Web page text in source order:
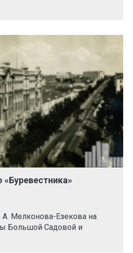
«Буревестника»
А. Мелконова-Езекова на
Большой Садовой и